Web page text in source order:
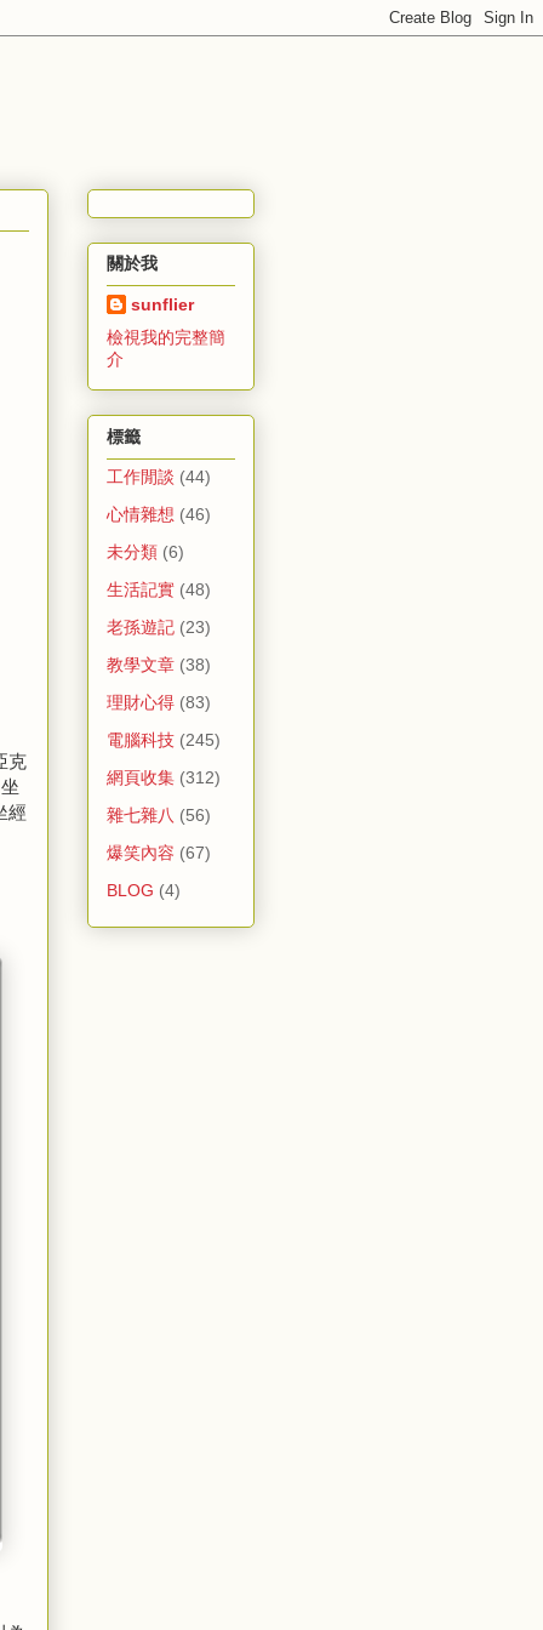
克
經
關於我
sunflier
檢視我的完整簡
介
標籤
工作閒談 (44)
心情雜想 (46)
未分類 (6)
生活記實 (48)
老孫遊記 (23)
教學文章 (38)
理財心得 (83)
電腦科技 (245)
網頁收集 (312)
雜七雜八 (56)
爆笑內容 (67)
BLOG (4)